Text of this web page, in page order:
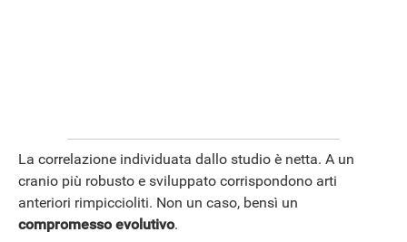
La correlazione individuata dallo studio è netta. A un
cranio più robusto e sviluppato corrispondono arti
anteriori rimpiccioliti. Non un caso, bensì un
compromesso evolutivo.